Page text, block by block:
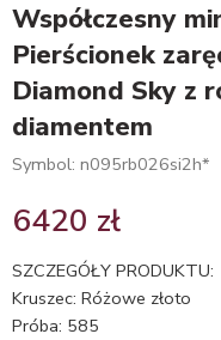
Współczesny
Pierścionek
Diamond Sky z
diamentem
Symbol: n095rb026si2h*
6420 zł
SZCZEGÓŁY PRODUKTU:
Kruszec: Różowe złoto
Próba: 585